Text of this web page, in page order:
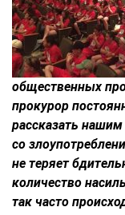
общественных
прокурор
рассказать
со
не теряет
количество
так часто